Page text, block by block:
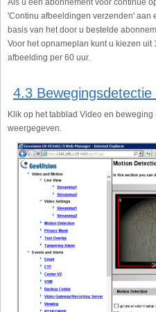
'Continu afbeeldingen verzenden' aan
basis van het door u bestelde
Voor het opnameplan kunt u kiezen uit
afbeelding per 60 uur.
4.3
Klik op het tabblad Video en
weergegeven.